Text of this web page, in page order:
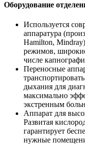
Оборудование
Используется
аппаратура
Hamilton,
режимов,
числе
Переносные
дыхания для
максимально
экстренным
Аппарат для
Развитая
гарантирует
нужные